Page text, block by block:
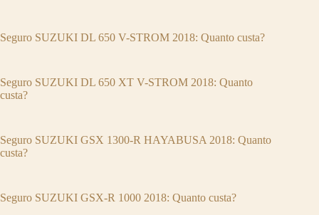
Seguro SUZUKI DL 650 V-STROM 2018: Quanto custa?
Seguro SUZUKI DL 650 XT V-STROM 2018: Quanto
custa?
Seguro SUZUKI GSX 1300-R HAYABUSA 2018: Quanto
custa?
Seguro SUZUKI GSX-R 1000 2018: Quanto custa?